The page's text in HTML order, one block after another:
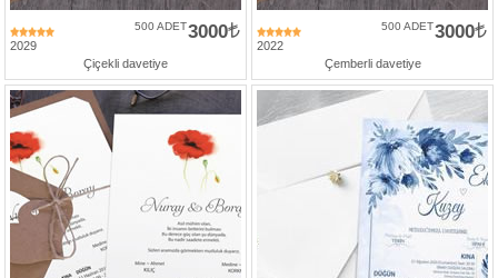
2029
3000
500 ADET
Çiçekli davetiye
2022
3000
500 ADET
Çemberli davetiye